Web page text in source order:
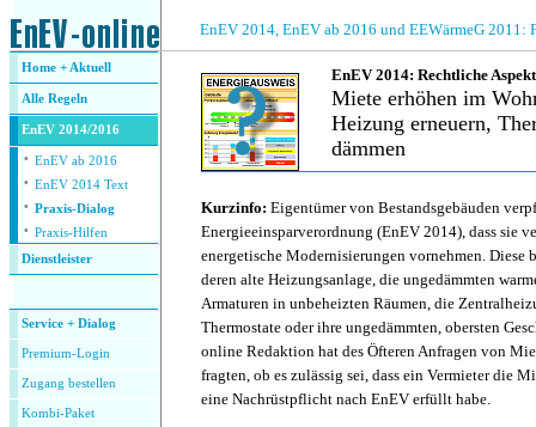
EnEV 2014, EnEV ab 2016 und EEWärmeG 2011:
Home + Aktuell
Alle Regeln
EnEV 2014/2016
· EnEV ab 2016
· EnEV 2014 Text
· Praxis-Dialog
· Praxis-Hilfen
Dienstleister
Service + Dialog
Premium-Login
Zugang bestellen
Kombi-Paket
EnEV 2014: Rechtliche
Miete erhöhen im
Heizung erneuern,
dämmen
Kurzinfo: Eigentümer von Bestandsgebäuden
Energieeinsparverordnung (EnEV 2014), dass sie
energetische Modernisierungen vornehmen. Diese
deren alte Heizungsanlage, die ungedämmten
Armaturen in unbeheizten Räumen, die
Thermostate oder ihre ungedämmten, obersten
online Redaktion hat des Öfteren Anfragen von
fragten, ob es zulässig sei, dass ein Vermieter die
eine Nachrüstpflicht nach EnEV erfüllt habe.